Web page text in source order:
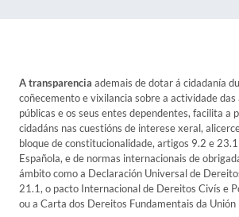
A transparencia ademais de dotar á cidadanía
coñecemento e vixilancia sobre a actividade
públicas e os seus entes dependentes, facilita a
cidadáns nas cuestións de interese xeral,
bloque de constitucionalidade, artigos 9.2 e
Española, e de normas internacionais de
ámbito como a Declaración Universal de
21.1, o pacto Internacional de Dereitos Civís e
ou a Carta dos Dereitos Fundamentais da Unión